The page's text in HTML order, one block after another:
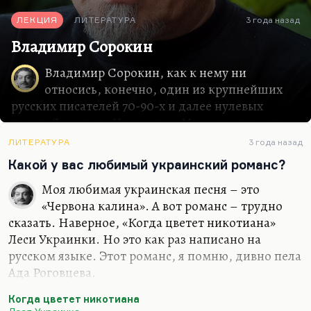
ЛЕКЦИЯ ЛИТЕРАТУРА 3 года назад
Владимир Сорокин
Владимир Сорокин, как к нему ни
относись, конечно, один из крупнейших
русских писателей 70-90-х и далее нулевых
годов. Я прочел «Наследие». Мне кажется, что
весь гаринский цикл уже есть в повести
«Метель», которая мне кажется самым сильным
текстом Сорокина после «Дня опричника».
«Наследие» – это здорово. Во всяком случае,
изображенный там мир убедителен и похож.
Другое дело, как писал Андрей Архангельский,
это не новый роман Сорокина, а это еще один
роман Сорокина. Условно говоря, это
продолжение Сорокина другими средствами.
попыткам заклясть эту реальность или
ЛИТЕРАТУРА 3 года назад
Какой у вас любимый украинский романс?
Моя любимая украинская песня – это
«Червона калина». А вот романс – трудно
сказать. Наверное, «Когда цветет никотиана»
Леси Украинки. Но это как раз написано на
русском языке. Этот романс, я помню, дивно пела
Ада Роговцева.
О, если дорог нам покой,
Когда цветет никотиана